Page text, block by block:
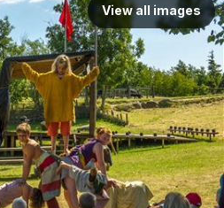
View all images